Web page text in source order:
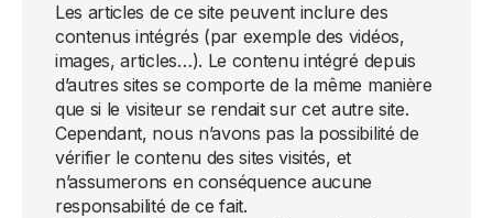
Les articles de ce site peuvent inclure des
contenus intégrés (par exemple des vidéos,
images, articles…). Le contenu intégré depuis
d’autres sites se comporte de la même manière
que si le visiteur se rendait sur cet autre site.
Cependant, nous n’avons pas la possibilité de
vérifier le contenu des sites visités, et
n’assumerons en conséquence aucune
responsabilité de ce fait.